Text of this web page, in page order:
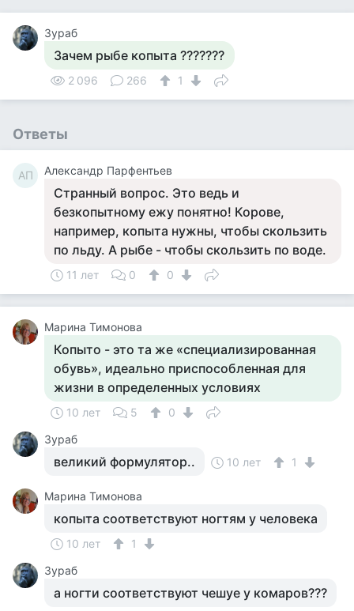
Зураб
Зачем рыбе копыта ???????
2 096 266 1
Ответы
АП Александр Парфентьев
Странный вопрос. Это ведь и
безкопытному ежу понятно! Корове,
например, копыта нужны, чтобы скользить
по льду. А рыбе - чтобы скользить по воде.
11 лет 0 0
Марина Тимонова
Копыто - это та же «специализированная
обувь», идеально приспособленная для
жизни в определенных условиях
10 лет 5
0
Зураб
великий формулятор.. 10 лет 1
Марина Тимонова
копыта соответствуют ногтям у человека
10 лет
1
Зураб
а ногти соответствуют чешуе у комаров???